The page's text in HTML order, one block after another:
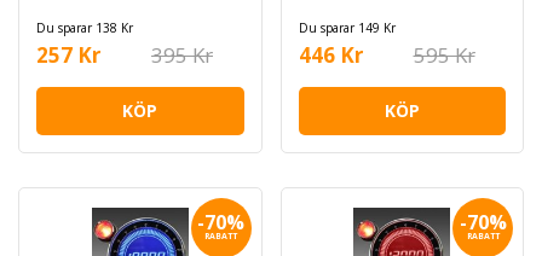
Du sparar 138 Kr
257 Kr 395 Kr
KÖP
Du sparar 149 Kr
446 Kr 595 Kr
KÖP
-70%
RABATT
-70%
RABATT